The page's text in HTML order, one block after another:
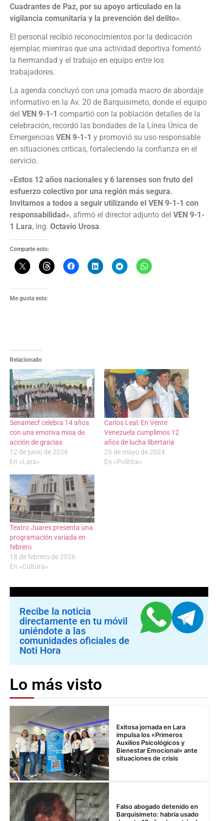
Cuadrantes de Paz, por su apoyo articulado en la
vigilancia comunitaria y la prevención del delito».
El personal recibió reconocimientos por la dedicación
ejemplar, mientras que una actividad deportiva fomentó
la hermandad y el trabajo en equipo entre los
trabajadores.
La agenda concluyó con una jornada macro de abordaje
informativo en la Av. 20 de Barquisimeto, donde el equipo
del VEN 9-1-1 compartió con la población detalles de la
celebración, recordó las bondades de la Línea Única de
Emergencias VEN 9-1-1 y promovió su uso responsable
en situaciones críticas, fortaleciendo la confianza en el
servicio.
«Estos 12 años nacionales y 6 larenses son fruto del
esfuerzo colectivo por una región más segura.
Invitamos a todos a seguir utilizando el VEN 9-1-1 con
responsabilidad», afirmó el director adjunto del VEN 9-1-
1 Lara, Ing. Octavio Urosa.
Comparte esto:
Me gusta esto:
Relacionado
Senamecf celebra 14 años
con una emotiva misa de
acción de gracias
12 de junio de 2026
En «Lara»
Carlos Leal: En Vente
Venezuela cumplimos 12
años de lucha libertaria
25 de mayo de 2024
En «Política»
Teatro Juares presenta una
programación variada en
febrero
18 de febrero de 2026
En «Cultura»
Recibe la noticia
directamente en tu móvil
uniéndote a las
comunidades oficiales de
Noti Hora
Lo más visto
Exitosa jornada en Lara
impulsa los «Primeros
Auxilios Psicológicos y
Bienestar Emocional» ante
situaciones de crisis
Falso abogado detenido en
Barquisimeto: habría usado